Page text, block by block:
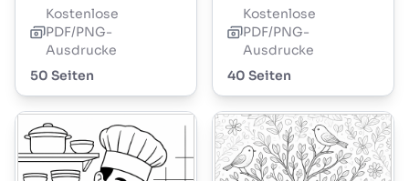
Kostenlose
PDF/PNG-
Ausdrucke
50 Seiten
Kostenlose
PDF/PNG-
Ausdrucke
40 Seiten